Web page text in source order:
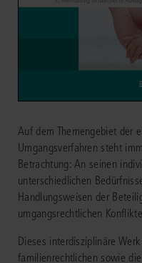
Auf dem Themengebiet der
Umgangsverfahren steht
Betrachtung: An seinen
unterschiedlichen
Handlungsweisen der
umgangsrechtlichen
Dieses interdisziplinäre
familienrechtlichen sowie